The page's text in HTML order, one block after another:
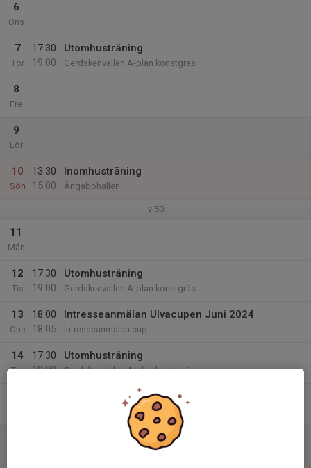
6
Ons
7
Tor
17:30
19:00
Utomhusträning
Gerdskenvallen A-plan konstgräs
8
Fre
9
Lör
10
Sön
13:30
15:00
Inomhusträning
Ängabohallen
v.50
11
Mån
12
Tis
17:30
19:00
Utomhusträning
Gerdskenvallen A-plan konstgräs
13
Ons
18:00
18:05
Intresseanmälan Ulvacupen Juni 2024
Intresseanmälan cup
14
Tor
17:30
19:00
Utomhusträning
Gerdskenvallen A-plan konstgräs